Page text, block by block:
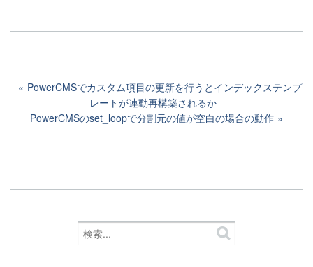
PowerCMSでカスタム項目の更新を行うとインデックステンプ
レートが連動再構築されるか
PowerCMSのset_loopで分割元の値が空白の場合の動作